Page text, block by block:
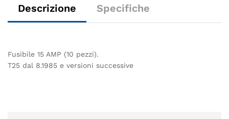
Descrizione Specifiche
Fusibile 15 AMP (10 pezzi).
T25 dal 8.1985 e versioni successive